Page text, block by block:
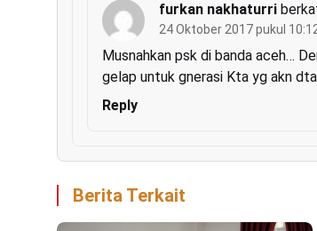
furkan nakhaturri
24 Oktober 2017 pukul
Musnahkan psk di banda aceh…
gelap untuk gnerasi Kta yg akn
Reply
Berita Terkait